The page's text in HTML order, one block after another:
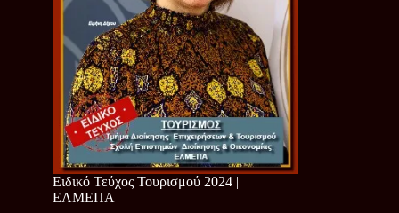
Ειδικό Τεύχος Τουρισμού 2024 |
ΕΛΜΕΠΑ